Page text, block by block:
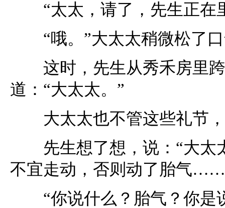
“太太，请了，先生正在
“哦。”大太太稍微松了口
这时，先生从秀禾房里跨
道：“大太太。”
大太太也不管这些礼节，
先生想了想，说：“大太
不宜走动，否则动了胎气
“你说什么？胎气？你是